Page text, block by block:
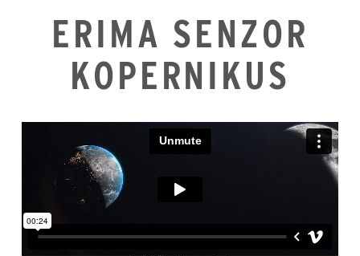
ERIMA SENZOR
KOPERNIKUS